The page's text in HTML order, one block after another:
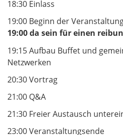
18:30 Einlass
19:00 Beginn der
19:00 da sein für einen
19:15 Aufbau Buffet und
Netzwerken
20:30 Vortrag
21:00 Q&A
21:30 Freier Austausch
23:00 Veranstaltungsende